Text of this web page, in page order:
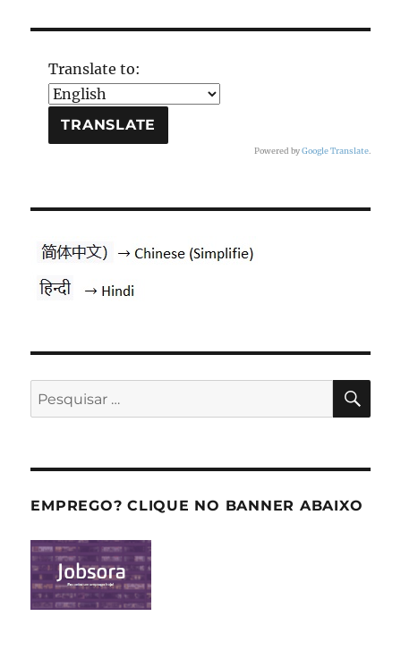
Translate to:
Powered byGoogle Translate.
Pesquisar
por:
EMPREGO? CLIQUE NO BANNER ABAIXO